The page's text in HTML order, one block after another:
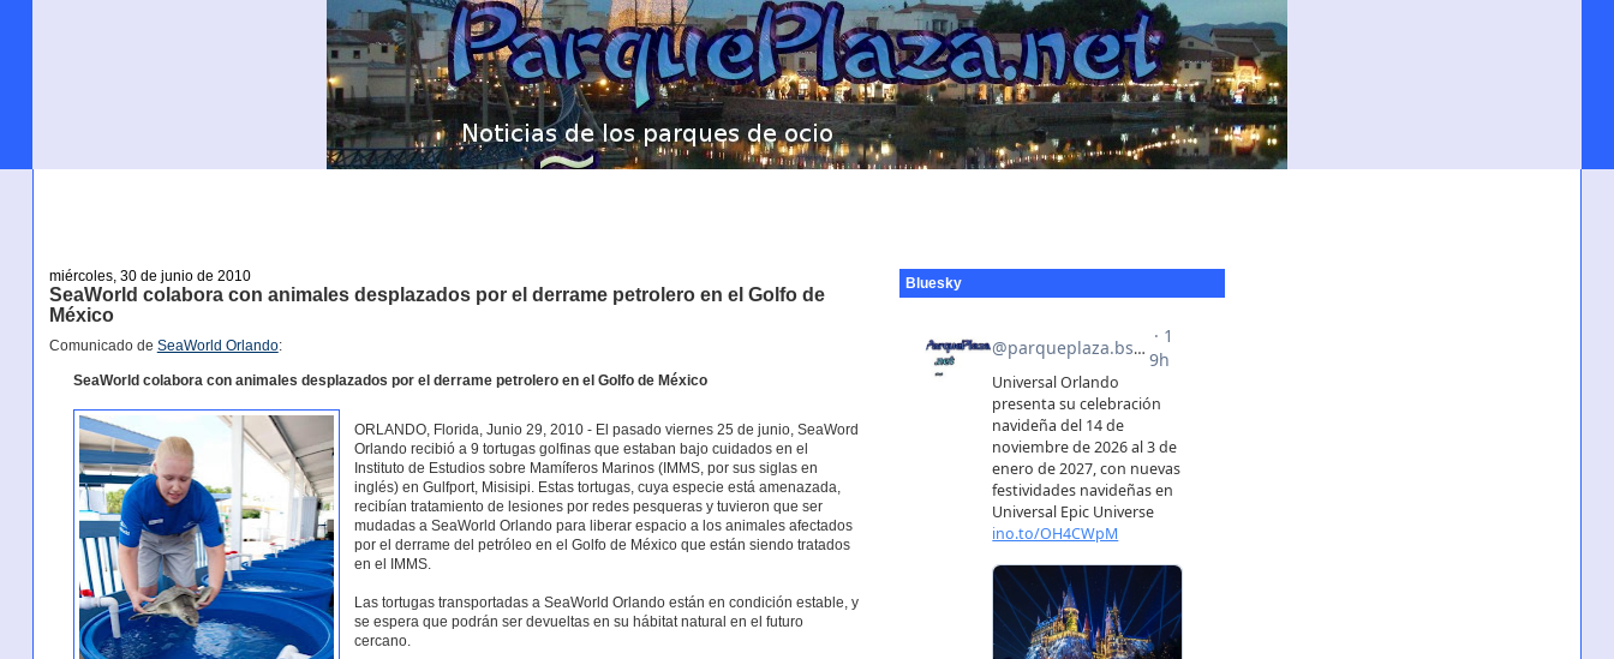
miércoles, 30 de junio de 2010
SeaWorld colabora con animales desplazados por el derrame petrolero en el Golfo de
México
Comunicado de SeaWorld Orlando:
SeaWorld colabora con animales desplazados por el derrame petrolero en el Golfo de México
ORLANDO, Florida, Junio 29, 2010 - El pasado viernes 25 de junio, SeaWord
Orlando recibió a 9 tortugas golfinas que estaban bajo cuidados en el
Instituto de Estudios sobre Mamíferos Marinos (IMMS, por sus siglas en
inglés) en Gulfport, Misisipi. Estas tortugas, cuya especie está amenazada,
recibían tratamiento de lesiones por redes pesqueras y tuvieron que ser
mudadas a SeaWorld Orlando para liberar espacio a los animales afectados
por el derrame del petróleo en el Golfo de México que están siendo tratados
en el IMMS.
Las tortugas transportadas a SeaWorld Orlando están en condición estable, y
se espera que podrán ser devueltas en su hábitat natural en el futuro
cercano.
Bluesky